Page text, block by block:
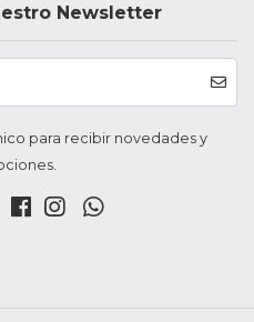
Newsletter
para recibir novedades y